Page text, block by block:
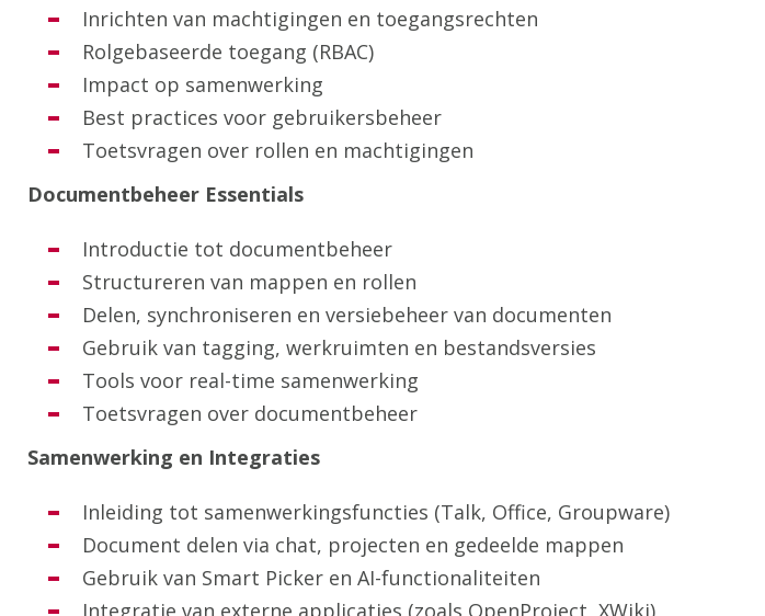
Inrichten van machtigingen en toegangsrechten
Rolgebaseerde toegang (RBAC)
Impact op samenwerking
Best practices voor gebruikersbeheer
Toetsvragen over rollen en machtigingen
Documentbeheer Essentials
Introductie tot documentbeheer
Structureren van mappen en rollen
Delen, synchroniseren en versiebeheer van documenten
Gebruik van tagging, werkruimten en bestandsversies
Tools voor real-time samenwerking
Toetsvragen over documentbeheer
Samenwerking en Integraties
Inleiding tot samenwerkingsfuncties (Talk, Office, Groupware)
Document delen via chat, projecten en gedeelde mappen
Gebruik van Smart Picker en AI-functionaliteiten
Integratie van externe applicaties (zoals OpenProject, XWiki)